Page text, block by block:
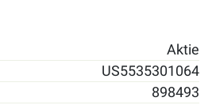
Aktie
US5535301064
898493